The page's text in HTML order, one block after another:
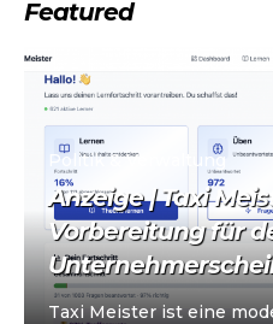
Featured
Politik & Verwaltung
Anzeige | Taxi
Vorbereitung für
Taxi Meister ist eine